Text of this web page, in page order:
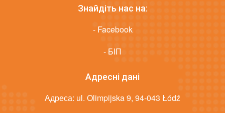
Знайдіть нас на:
- Facebook
- БІП
Адресні дані
Адреса: ul. Olimpijska 9, 94-043 Łódź